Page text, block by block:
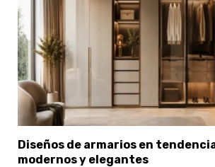
Diseños de armarios en
modernos y elegantes